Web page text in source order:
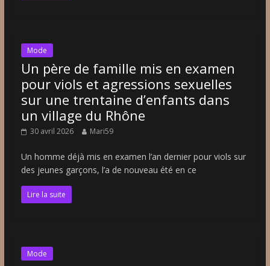
Mode
Un père de famille mis en examen
pour viols et agressions sexuelles
sur une trentaine d’enfants dans
un village du Rhône
30 avril 2026 Mari59
Un homme déjà mis en examen l’an dernier pour viols sur
des jeunes garçons, l’a de nouveau été en ce
Lire la suite
Mode